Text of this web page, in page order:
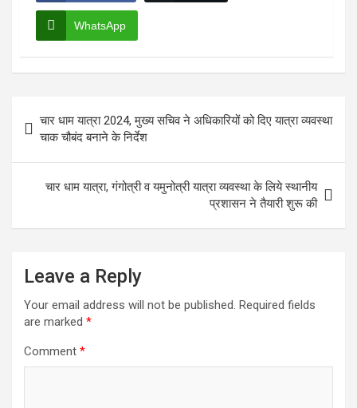
WhatsApp
navigation
चार धाम यात्रा 2024, मुख्य सचिव ने अधिकारियों को दिए यात्रा व्यवस्था
चाक चौबंद बनाने के निर्देश
चार धाम यात्रा, गंगोत्री व यमुनोत्री यात्रा व्यवस्था के लिये स्थानीय
प्रशासन ने तैयारी शुरू की
Leave a Reply
Your email address will not be published. Required fields
are marked *
Comment *